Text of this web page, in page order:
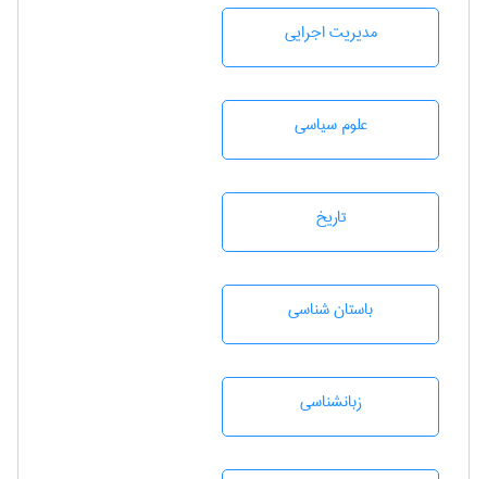
مديريت اجرايی
علوم سياسی
تاريخ
باستان شناسی
زبانشناسی